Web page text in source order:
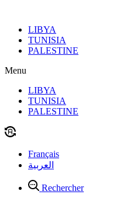
contenuLIBYA
TUNISIA
PALESTINE
Menu
LIBYA
TUNISIA
PALESTINE
Français
العربية
Rechercher